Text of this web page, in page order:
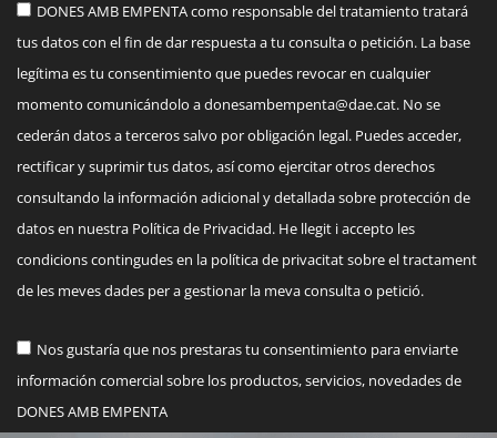
DONES AMB EMPENTA como responsable del tratamiento tratará
tus datos con el fin de dar respuesta a tu consulta o petición. La base
legítima es tu consentimiento que puedes revocar en cualquier
momento comunicándolo adonesambempenta@dae.cat. No se
cederán datos a terceros salvo por obligación legal. Puedes acceder,
rectificar y suprimir tus datos, así como ejercitar otros derechos
consultando la información adicional y detallada sobre protección de
datos en nuestra Política de Privacidad. He llegit i accepto les
condicions contingudes en la política de privacitat sobre el tractament
de les meves dades per a gestionar la meva consulta o petició.
Nos gustaría que nos prestaras tu consentimiento para enviarte
información comercial sobre los productos, servicios, novedades de
DONES AMB EMPENTA